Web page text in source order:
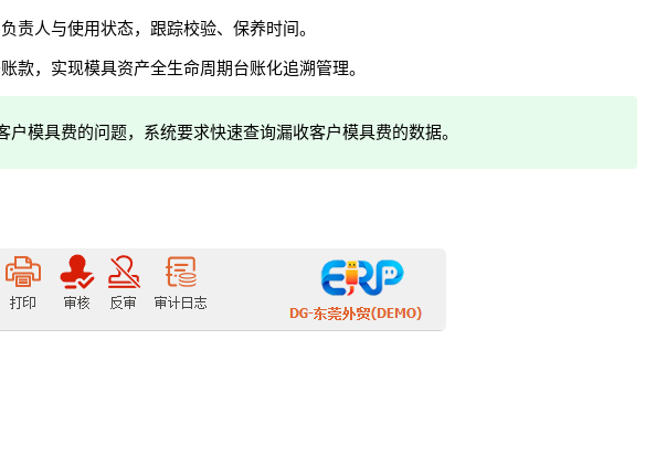
责人与使用状态，跟踪校验、保养时间。
，实现模具资产全生命周期台账化追溯管理。
户模具费的问题，系统要求快速查询漏收客户模具费的数据。